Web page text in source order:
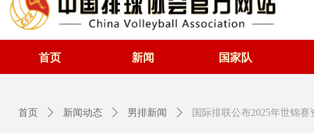
首页 新闻 国家队
首页 ꄲ 新闻动态 ꄲ 男排新闻 ꄲ 国际排联公布2025年世锦